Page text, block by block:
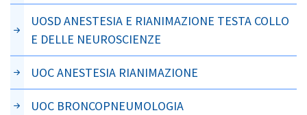
UOSD ANESTESIA E RIANIMAZIONE TESTA COLLO
E DELLE NEUROSCIENZE
UOC ANESTESIA RIANIMAZIONE
UOC BRONCOPNEUMOLOGIA